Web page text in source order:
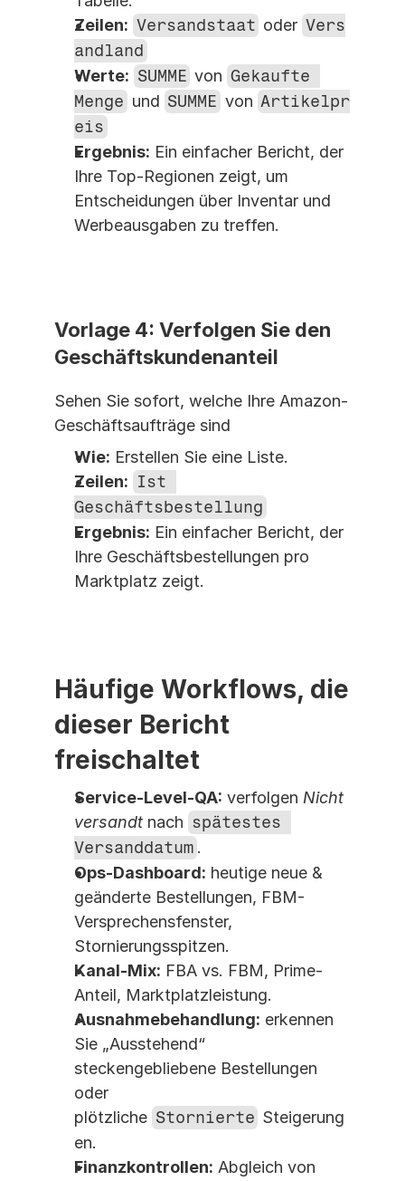
Zeilen: Versandstaat oder Vers
andland
Werte: SUMME von Gekaufte
Menge und SUMME von Artikelpr
eis
Ergebnis: Ein einfacher Bericht, der
Ihre Top-Regionen zeigt, um
Entscheidungen über Inventar und
Werbeausgaben zu treffen.
Vorlage 4: Verfolgen Sie den
Geschäftskundenanteil
Sehen Sie sofort, welche Ihre Amazon-
Geschäftsaufträge sind
Wie: Erstellen Sie eine Liste.
Zeilen: Ist
Geschäftsbestellung
Ergebnis: Ein einfacher Bericht, der
Ihre Geschäftsbestellungen pro
Marktplatz zeigt.
Häufige Workflows, die
dieser Bericht
freischaltet
Service-Level-QA: verfolgen Nicht
versandt nach spätestes
Versanddatum .
Ops-Dashboard: heutige neue &
geänderte Bestellungen, FBM-
Versprechensfenster,
Stornierungsspitzen.
Kanal-Mix: FBA vs. FBM, Prime-
Anteil, Marktplatzleistung.
Ausnahmebehandlung: erkennen
Sie „Ausstehend“
steckengebliebene Bestellungen
oder
plötzliche Stornierte Steigerung
en.
Finanzkontrollen: Abgleich von